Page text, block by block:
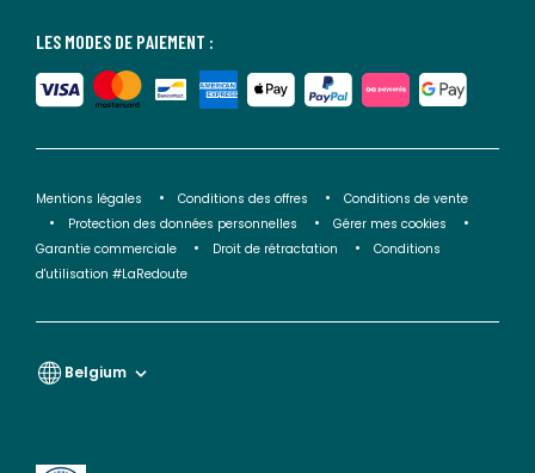
LES MODES DE PAIEMENT :
Mentions légales Conditions des offres
Conditions de vente
Protection des données personnelles
Gérer mes cookies
Garantie commerciale
Droit de rétractation
Conditions
d'utilisation #LaRedoute
Belgium